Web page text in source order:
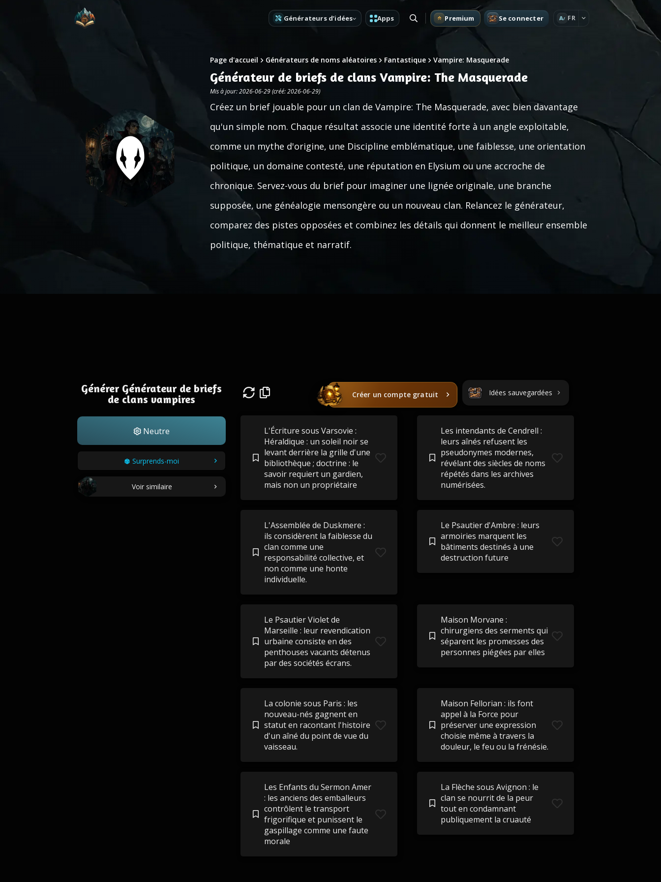
Générateurs d’idées Apps Premium Se connecter A FR
Page d'accueil Générateurs de noms aléatoires Fantastique Vampire: Masquerade
Générateur de briefs de clans Vampire: The Masquerade
Mis à jour: 2026-06-29 (créé: 2026-06-29)
Créez un brief jouable pour un clan de Vampire: The Masquerade, avec bien davantage
qu'un simple nom. Chaque résultat associe une identité forte à un angle exploitable,
comme un mythe d'origine, une Discipline emblématique, une faiblesse, une orientation
politique, un domaine contesté, une réputation en Elysium ou une accroche de
chronique. Servez-vous du brief pour imaginer une lignée originale, une branche
supposée, une généalogie mensongère ou un nouveau clan. Relancez le générateur,
comparez des pistes opposées et combinez les détails qui donnent le meilleur ensemble
politique, thématique et narratif.
Générer Générateur de briefs
de clans vampires
Neutre
Surprends-moi
Voir similaire
Créer un compte gratuit Idées sauvegardées
L'Écriture sous Varsovie :
Héraldique : un soleil noir se
levant derrière la grille d'une
bibliothèque ; doctrine : le
savoir requiert un gardien,
mais non un propriétaire
Les intendants de Cendrell :
leurs aînés refusent les
pseudonymes modernes,
révélant des siècles de noms
répétés dans les archives
numérisées.
L'Assemblée de Duskmere :
ils considèrent la faiblesse du
clan comme une
responsabilité collective, et
non comme une honte
individuelle.
Le Psautier d'Ambre : leurs
armoiries marquent les
bâtiments destinés à une
destruction future
Le Psautier Violet de
Marseille : leur revendication
urbaine consiste en des
penthouses vacants détenus
par des sociétés écrans.
Maison Morvane :
chirurgiens des serments qui
séparent les promesses des
personnes piégées par elles
La colonie sous Paris : les
nouveau-nés gagnent en
statut en racontant l'histoire
d'un aîné du point de vue du
vaisseau.
Maison Fellorian : ils font
appel à la Force pour
préserver une expression
choisie même à travers la
douleur, le feu ou la frénésie.
Les Enfants du Sermon Amer
: les anciens des emballeurs
contrôlent le transport
frigorifique et punissent le
gaspillage comme une faute
morale
La Flèche sous Avignon : le
clan se nourrit de la peur
tout en condamnant
publiquement la cruauté